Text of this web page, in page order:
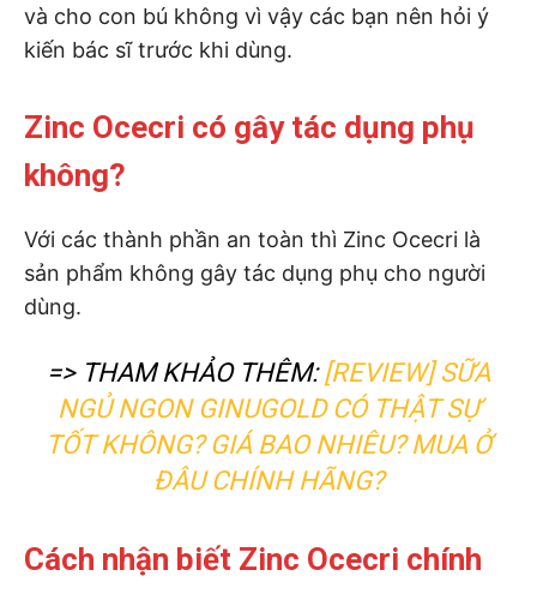
và cho con bú không vì vậy các bạn nên hỏi ý
kiến bác sĩ trước khi dùng.
Zinc Ocecri có gây tác dụng phụ
không?
Với các thành phần an toàn thì Zinc Ocecri là
sản phẩm không gây tác dụng phụ cho người
dùng.
=> THAM KHẢO THÊM:[REVIEW] SỮA
NGỦ NGON GINUGOLD CÓ THẬT SỰ
TỐT KHÔNG? GIÁ BAO NHIÊU? MUA Ở
ĐÂU CHÍNH HÃNG?
Cách nhận biết Zinc Ocecri chính